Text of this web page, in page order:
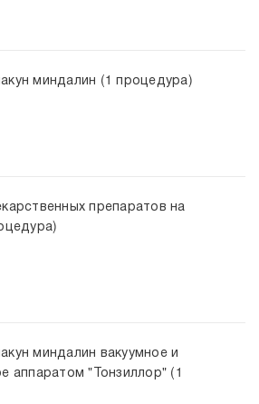
миндалин (1 процедура)
препаратов на
миндалин вакуумное и
аппаратом "Тонзиллор" (1